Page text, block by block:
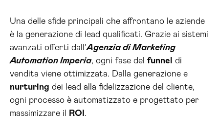
Una delle sfide principali che affrontano le aziende
è la generazione di lead qualificati. Grazie ai sistemi
avanzati offerti dall’Agenzia di Marketing
Automation Imperia, ogni fase del funnel
di
vendita viene ottimizzata. Dalla generazione e
nurturing dei lead alla fidelizzazione del cliente,
ogni processo è automatizzato e progettato per
massimizzare il
ROI .